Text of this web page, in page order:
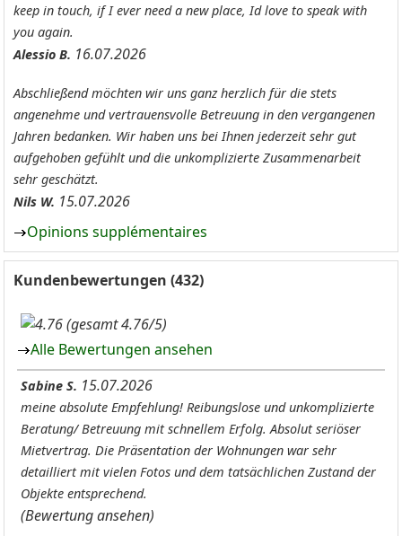
keep in touch, if I ever need a new place, Id love to speak with
you again.
Alessio B. 16.07.2026
Abschließend möchten wir uns ganz herzlich für die stets
angenehme und vertrauensvolle Betreuung in den vergangenen
Jahren bedanken. Wir haben uns bei Ihnen jederzeit sehr gut
aufgehoben gefühlt und die unkomplizierte Zusammenarbeit
sehr geschätzt.
Nils W. 15.07.2026
Opinions supplémentaires
Kundenbewertungen (432)
(gesamt 4.76/5)
Alle Bewertungen ansehen
Sabine S. 15.07.2026
meine absolute Empfehlung! Reibungslose und unkomplizierte
Beratung/ Betreuung mit schnellem Erfolg. Absolut seriöser
Mietvertrag. Die Präsentation der Wohnungen war sehr
detailliert mit vielen Fotos und dem tatsächlichen Zustand der
Objekte entsprechend.
(Bewertung ansehen)